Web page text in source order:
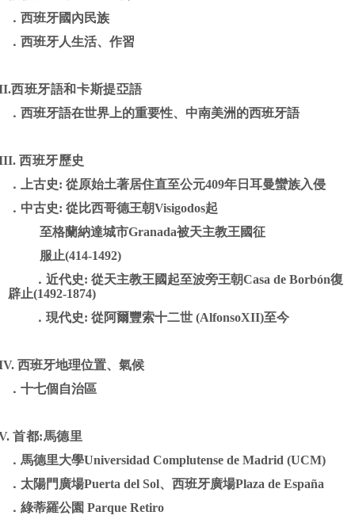
． 西班牙國內民族
． 西班牙人生活、作習
西班牙語和卡斯提亞語
． 西班牙語在世界上的重要性、中南美洲的西班牙語
西班牙歷史
．
上古史: 從原始土著居住直至公元409年日耳曼蠻族入侵
． 中古史: 從比西哥德王朝Visigodos起
至格蘭納達城市Granada被天主教王國征
服止(414-1492)
． 近代史: 從天主教王國起至波旁王朝Casa de Borbón復
辟止(1492-1874)
． 現代史: 從阿爾豐索十二世 (AlfonsoXII)至今
西班牙地理位置、氣候
． 十七個自治區
首都:馬德里
． 馬德里大學Universidad Complutense de Madrid (UCM)
． 太陽門廣場Puerta del Sol、 西班牙廣場Plaza de España
． 綠蒂羅公園 Parque Retiro